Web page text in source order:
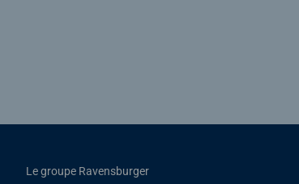
Le groupe Ravensburger